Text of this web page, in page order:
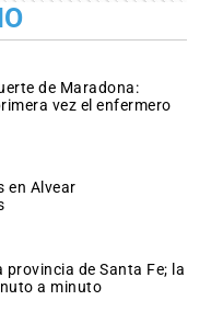
de Maradona:
vez el enfermero
en Alvear
provincia de Santa Fe; la
a minuto